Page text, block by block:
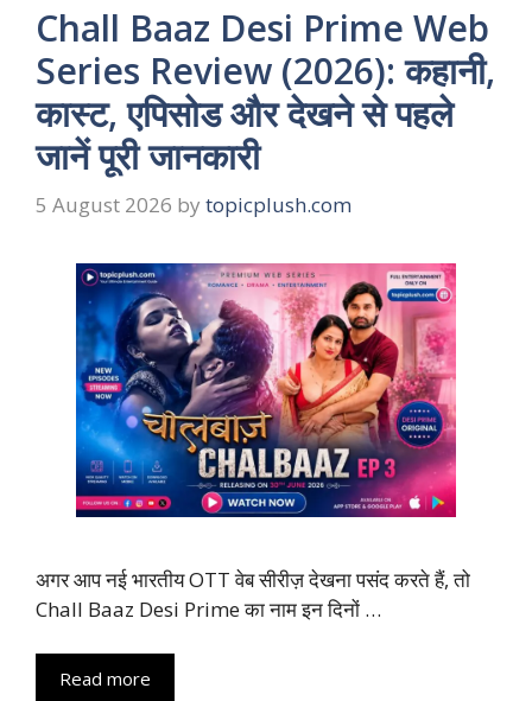
Chall Baaz Desi Prime Web
Series Review (2026): कहानी,
कास्ट, एपिसोड और देखने से पहले
जानें पूरी जानकारी
5 August 2026 by topicplush.com
अगर आप नई भारतीय OTT वेब सीरीज़ देखना पसंद करते हैं, तो
Chall Baaz Desi Prime का नाम इन दिनों …
Read more